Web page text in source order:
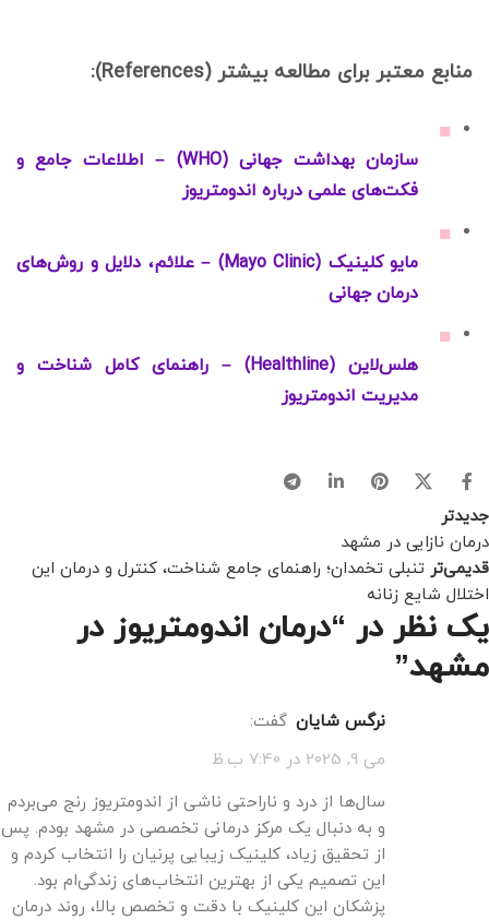
منابع معتبر برای مطالعه بیشتر (References):
سازمان بهداشت جهانی (WHO) – اطلاعات جامع و
فکت‌های علمی درباره اندومتریوز
مایو کلینیک (Mayo Clinic) – علائم، دلایل و روش‌های
درمان جهانی
هلس‌لاین (Healthline) – راهنمای کامل شناخت و
مدیریت اندومتریوز
جدیدتر
درمان نازایی در مشهد
قدیمی‌تر تنبلی تخمدان؛ راهنمای جامع شناخت، کنترل و درمان این
اختلال شایع زنانه
یک نظر در “درمان اندومتریوز در
مشهد”
نرگس شایان گفت:
می 9, 2025 در 7:40 ب.ظ
سال‌ها از درد و ناراحتی ناشی از اندومتریوز رنج می‌بردم
و به دنبال یک مرکز درمانی تخصصی در مشهد بودم. پس
از تحقیق زیاد، کلینیک زیبایی پرنیان را انتخاب کردم و
این تصمیم یکی از بهترین انتخاب‌های زندگی‌ام بود.
پزشکان این کلینیک با دقت و تخصص بالا، روند درمان